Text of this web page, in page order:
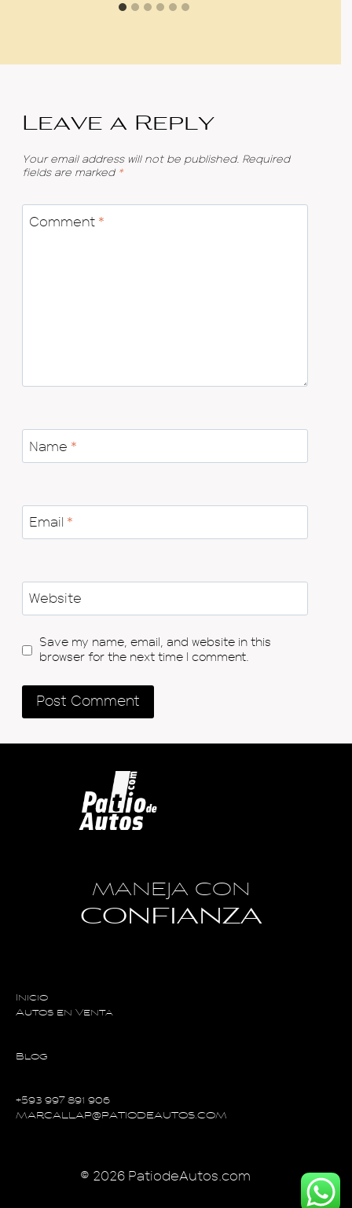
Leave a Reply
Your email address will not be published. Required
fields are marked *
Comment *
Name *
Email *
Website
Save my name, email, and website in this
browser for the next time I comment.
MANEJA CON
CONFIANZA
Inicio
Autos en Venta
Blog
+593 997 891 906
MARCALLAP@PATIODEAUTOS.COM
© 2026 PatiodeAutos.com